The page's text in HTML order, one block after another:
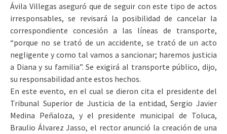
Ávila Villegas aseguró que de seguir con este tipo de actos
irresponsables, se revisará la posibilidad de cancelar la
correspondiente concesión a las líneas de transporte,
“porque no se trató de un accidente, se trató de un acto
negligente y como tal vamos a sancionar; haremos justicia
a Diana y su familia”. Se exigirá al transporte público, dijo,
su responsabilidad ante estos hechos.
En este evento, en el cual se dieron cita el presidente del
Tribunal Superior de Justicia de la entidad, Sergio Javier
Medina Peñaloza, y el presidente municipal de Toluca,
Braulio Álvarez Jasso, el rector anunció la creación de una